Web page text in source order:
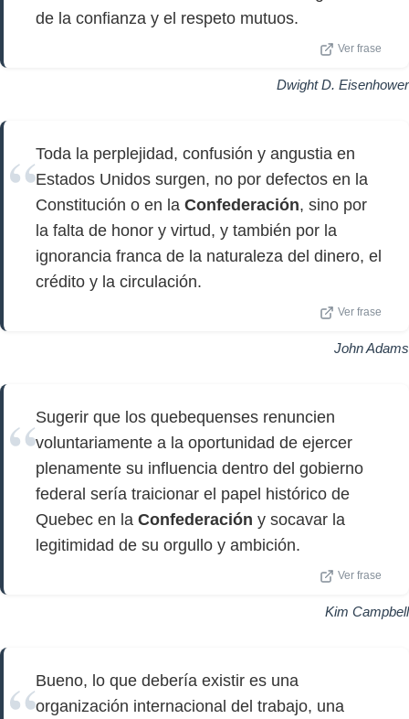
de la confianza y el respeto mutuos.
Ver frase
Dwight D. Eisenhower
Toda la perplejidad, confusión y angustia en
Estados Unidos surgen, no por defectos en la
Constitución o en la Confederación, sino por
la falta de honor y virtud, y también por la
ignorancia franca de la naturaleza del dinero, el
crédito y la circulación.
Ver frase
John Adams
Sugerir que los quebequenses renuncien
voluntariamente a la oportunidad de ejercer
plenamente su influencia dentro del gobierno
federal sería traicionar el papel histórico de
Quebec en la Confederación y socavar la
legitimidad de su orgullo y ambición.
Ver frase
Kim Campbell
Bueno, lo que debería existir es una
organización internacional del trabajo, una